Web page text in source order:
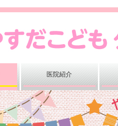
医院紹介